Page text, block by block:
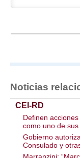
Noticias
CEI-RD
Definen
como uno de
Gobierno
Consulado y